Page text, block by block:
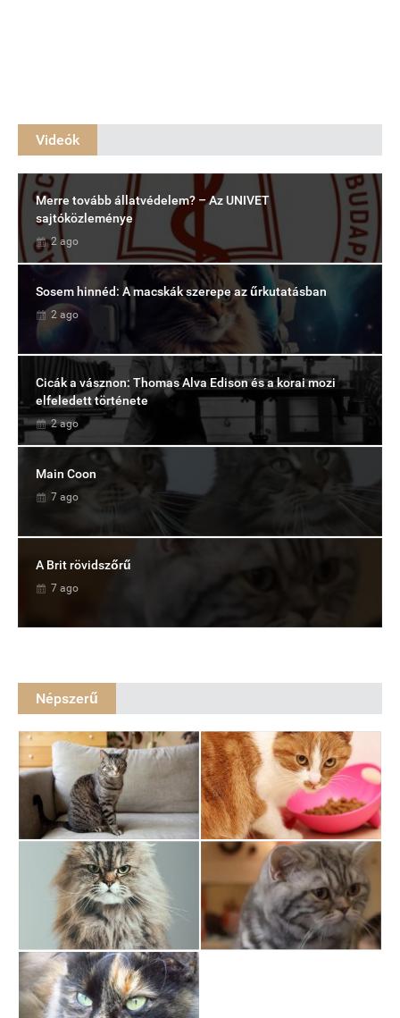
Videók
Merre tovább állatvédelem? – Az UNIVET
sajtóközleménye
2 ago
Sosem hinnéd: A macskák szerepe az űrkutatásban
2 ago
Cicák a vásznon: Thomas Alva Edison és a korai mozi
elfeledett története
2 ago
Main Coon
7 ago
A Brit rövidszőrű
7 ago
Népszerű